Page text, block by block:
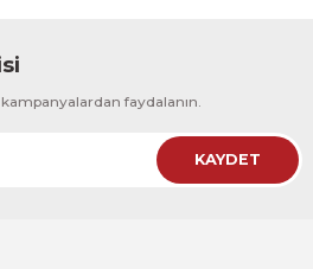
- Canvas Tablofaydalanın.
KAYDET